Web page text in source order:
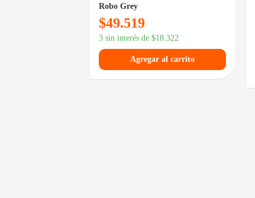
Robo Grey
$49.519
3 sin interés de $18.322
Agregar al carrito